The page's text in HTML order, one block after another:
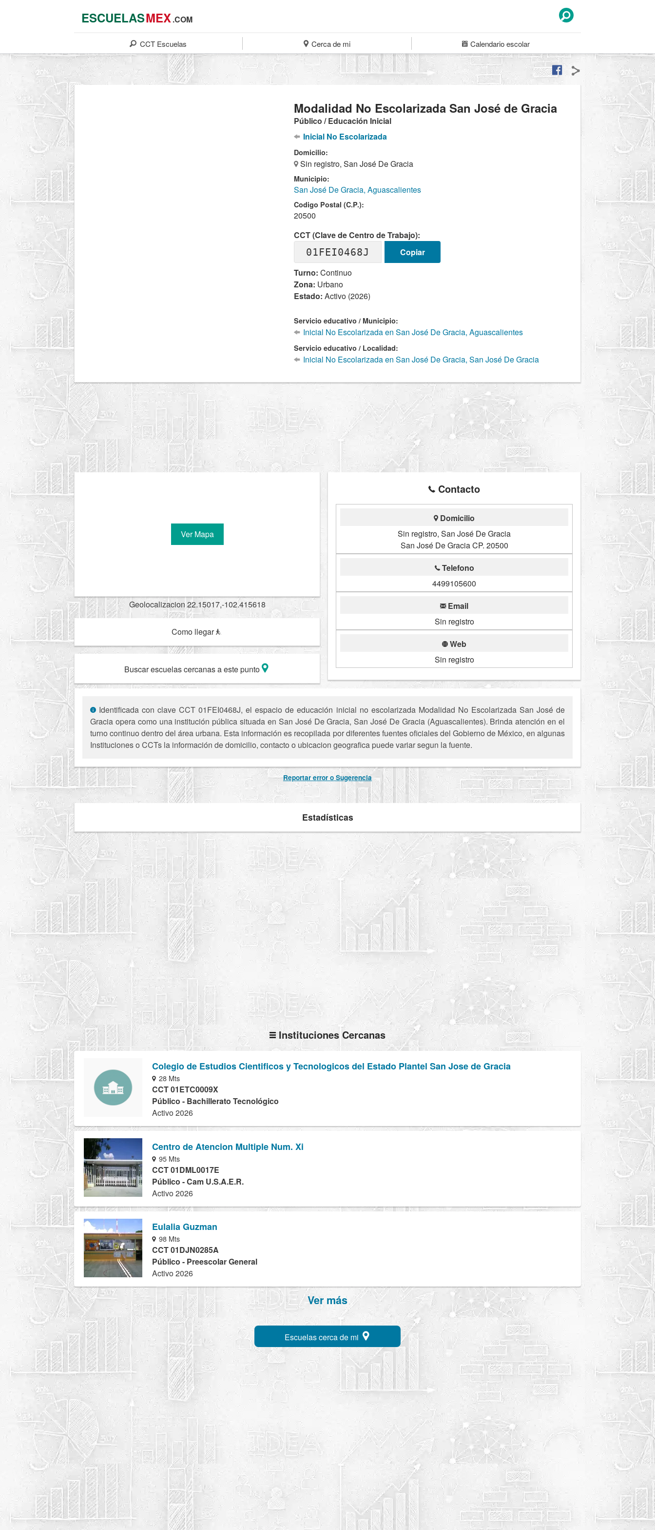
ESCUELASMEX.COM
CCT Escuelas Cerca de mi Calendarioescolar
Modalidad No Escolarizada San José de Gracia
Público / Educación Inicial
Inicial No Escolarizada
Domicilio:
Sin registro, San José De Gracia
Municipio:
San José De Gracia, Aguascalientes
Codigo Postal (C.P.):
20500
CCT (Clave de Centro de Trabajo):
01FEI0468J
Copiar
Turno: Continuo
Zona: Urbano
Estado: Activo (2026)
Servicio educativo / Municipio:
Inicial No Escolarizada en San José De Gracia, Aguascalientes
Servicio educativo / Localidad:
Inicial No Escolarizada en San José De Gracia, San José De Gracia
Ver Mapa
Geolocalizacion 22.15017,-102.415618
Como llegar
Buscar escuelas cercanas a este punto
Contacto
Domicilio
Sin registro, San José De Gracia
San José De Gracia CP. 20500
Telefono
4499105600
Email
Sin registro
Web
Sin registro
Identificada con clave CCT 01FEI0468J, el espacio de educación inicial no escolarizada Modalidad No Escolarizada San José de
Gracia opera como una institución pública situada en San José De Gracia, San José De Gracia (Aguascalientes). Brinda atención en el
turno continuo dentro del área urbana. Esta información es recopilada por diferentes fuentes oficiales del Gobierno de México, en algunas
Instituciones o CCTs la información de domicilio, contacto o ubicacion geografica puede variar segun la fuente.
Reportar error o Sugerencia
Estadísticas
Instituciones Cercanas
Colegio de Estudios Cientificos y Tecnologicos del Estado Plantel San Jose de Gracia
28 Mts
CCT 01ETC0009X
Público - Bachillerato Tecnológico
Activo 2026
Centro de Atencion Multiple Num. Xi
95 Mts
CCT 01DML0017E
Público - Cam U.S.A.E.R.
Activo 2026
Eulalia Guzman
98 Mts
CCT 01DJN0285A
Público - Preescolar General
Activo 2026
Ver más
Escuelas cerca de mi